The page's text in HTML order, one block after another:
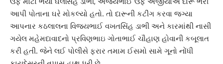
આપી પોતાના ઘરે મોકલ્યો હતો. તો દારૂની કટીંગ કરવા જગ્યા
આપનાર કઠલાલના વિજયભાઈ વખતસિંહ ડાભી અને કારમાંથી નાસી
ગયેલ મહેમદાવાદનો પ્રવિણભાઇ ગોતાભાઈ ચૌહાણ હોવાની કબૂલાત
કરી હતી. જેને લઈ પોલીસે ફરાર તમામ ઈસમો સામે ગૂનો નોંધી